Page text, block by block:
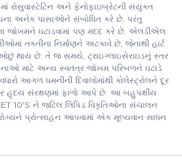
રોસુવાસ્ટેટિન અને ફેનોફાઇબ્રેટની સંયુક્ત
અનેક પાસાઓને સંબોધિત કરે છે, પરંતુ
જોખમને ઘટાડવામાં પણ મદદ કરે છે. એલડીએલ
તકતીના નિર્માણને અટકાવે છે, જેનાથી હાર્ટ
થાય છે. તે જ સમયે, ટ્રાઇગ્લાઇસેરાઇડનું સ્તર
માટે અન્ય સ્વતંત્ર જોખમ પરિબળને ઘટાડે
આગળ ધમનીની દિવાલોમાંથી કોલેસ્ટ્રોલને દૂર
હૃદય સંરક્ષણમાં ફાળો આપે છે. આ બહુપક્ષીય
10'S ને જટિલ લિપિડ વિકૃતિઓના સંચાલન
પ્રોત્સાહન આપવામાં એક મૂલ્યવાન સાધન